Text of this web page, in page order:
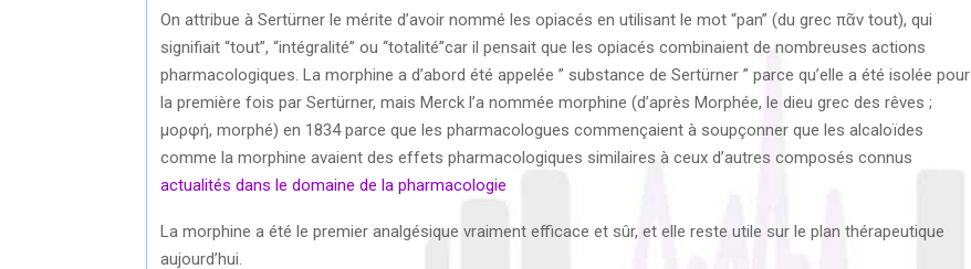
On attribue à Sertürner le mérite d’avoir nommé les opiacés en utilisant le mot “pan” (du grec πᾶν tout), qui
signifiait “tout”, “intégralité” ou “totalité”car il pensait que les opiacés combinaient de nombreuses actions
pharmacologiques. La morphine a d’abord été appelée ” substance de Sertürner ” parce qu’elle a été isolée pour
la première fois par Sertürner, mais Merck l’a nommée morphine (d’après Morphée, le dieu grec des rêves ;
μορφή, morphé) en 1834 parce que les pharmacologues commençaient à soupçonner que les alcaloïdes
comme la morphine avaient des effets pharmacologiques similaires à ceux d’autres composés connus
actualités dans le domaine de la pharmacologie
La morphine a été le premier analgésique vraiment efficace et sûr, et elle reste utile sur le plan thérapeutique
aujourd’hui.